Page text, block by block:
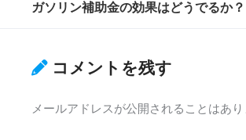
ガソリン補助金の効果はどうでるか？
コメントを残す
メールアドレスが公開されることはあり